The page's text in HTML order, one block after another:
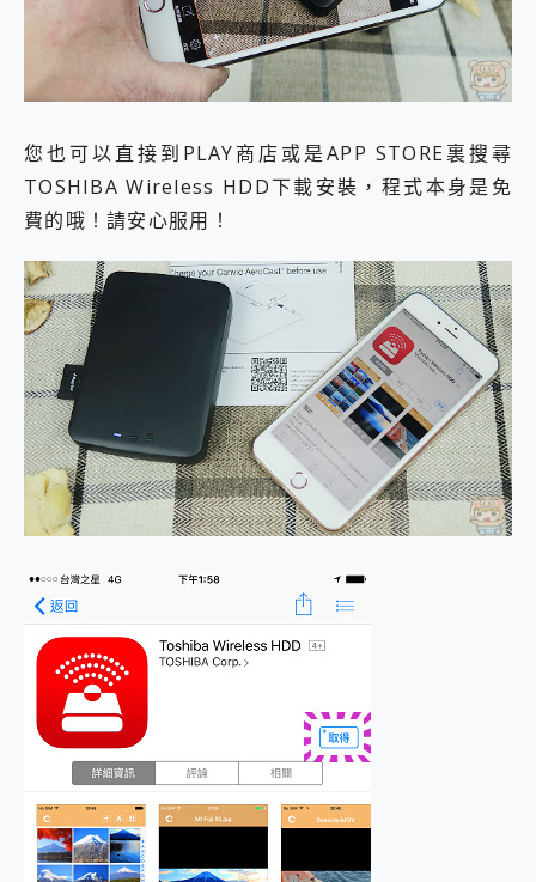
您也可以直接到PLAY商店或是APP STORE裏搜尋
TOSHIBA Wireless HDD下載安裝，程式本身是免
費的哦！請安心服用！